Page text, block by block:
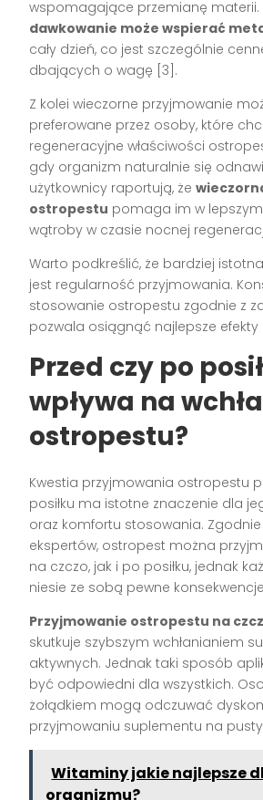
wspomagające przemianę materii.
dawkowanie może wspierać
cały dzień, co jest szczególnie
dbających o wagę [3].
Z kolei wieczorne przyjmowanie
preferowane przez osoby, które
regeneracyjne właściwości
gdy organizm naturalnie się
użytkownicy raportują, że
ostropestu pomaga im w
wątroby w czasie nocnej
Warto podkreślić, że bardziej
jest regularność przyjmowania.
stosowanie ostropestu zgodnie z
pozwala osiągnąć najlepsze efekty
Przed czy po
wpływa na
ostropestu?
Kwestia przyjmowania ostropestu
posiłku ma istotne znaczenie dla
oraz komfortu stosowania. Zgodnie
ekspertów, ostropest można
na czczo, jak i po posiłku, jednak
niesie ze sobą pewne
Przyjmowanie ostropestu na
skutkuje szybszym wchłanianiem
aktywnych. Jednak taki sposób
być odpowiedni dla wszystkich.
żołądkiem mogą odczuwać
przyjmowaniu suplementu na pusty
Witaminy jakie najlepsze
organizmu?